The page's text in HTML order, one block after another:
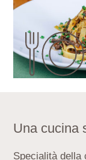
Una cucina
Specialità della